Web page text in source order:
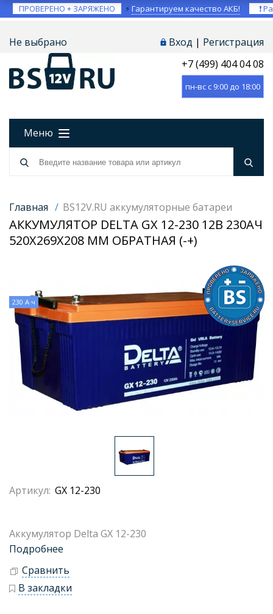
ПРОВЕРЕНО + ЗАРЯЖЕНО ⚡Гарантируем качество АКБ! ❗
Не выбрано Вход | Регистрация
+7 (499) 404 04 08
пн-вс с 9:00 до 18:00
Меню
Главная / BS12V.RU аккумуляторные батареи
АККУМУЛЯТОР DELTA GX 12-230 12В 230АЧ
520X269X208 ММ ОБРАТНАЯ (-+)
230 А·ч
Артикул: GX 12-230
Аккумулятор Delta GX 12-230
Подробнее
Сравнить
В закладки